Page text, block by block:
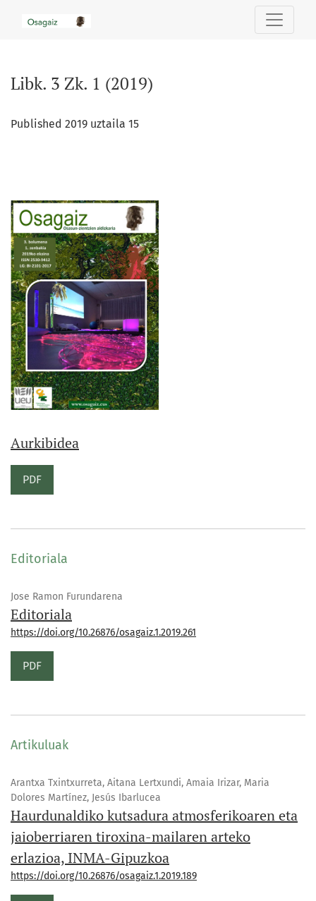
Libk. 3 Zk. 1 (2019)
Published 2019 uztaila 15
Aurkibidea
PDF
Editoriala
Jose Ramon Furundarena
Editoriala
https://doi.org/10.26876/osagaiz.1.2019.261
PDF
Artikuluak
Arantxa Txintxurreta, Aitana Lertxundi, Amaia Irizar, Maria
Dolores Martínez, Jesús Ibarlucea
Haurdunaldiko kutsadura atmosferikoaren eta
jaioberriaren tiroxina-mailaren arteko
erlazioa, INMA-Gipuzkoa
https://doi.org/10.26876/osagaiz.1.2019.189